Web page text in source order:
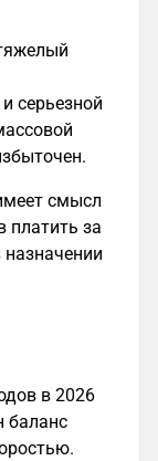
серьезной
смысл
платить за
в 2026
баланс